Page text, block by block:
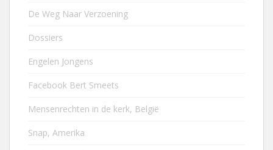
De Weg Naar Verzoening
Dossiers
Engelen Jongens
Facebook Bert Smeets
Mensenrechten in de kerk, België
Snap, Amerika